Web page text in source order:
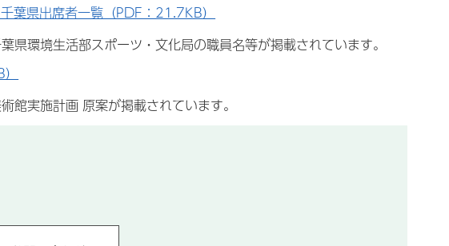
葉県出席者一覧（PDF：21.7KB）
環境生活部スポーツ・文化局の職員名等が掲載されています。
館実施計画 原案が掲載されています。